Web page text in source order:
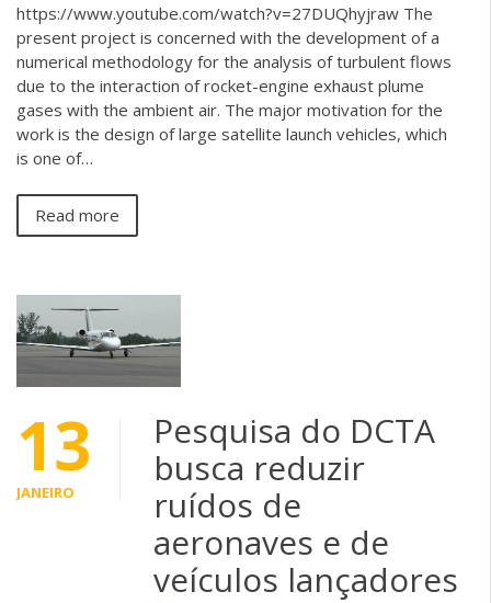
https://www.youtube.com/watch?v=27DUQhyjraw The
present project is concerned with the development of a
numerical methodology for the analysis of turbulent flows
due to the interaction of rocket-engine exhaust plume
gases with the ambient air. The major motivation for the
work is the design of large satellite launch vehicles, which
is one of…
Read more
13
JANEIRO
Pesquisa do DCTA
busca reduzir
ruídos de
aeronaves e de
veículos lançadores